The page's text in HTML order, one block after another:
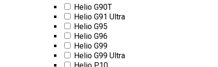
Helio G90T
Helio G91 Ultra
Helio G95
Helio G96
Helio G99
Helio G99 Ultra